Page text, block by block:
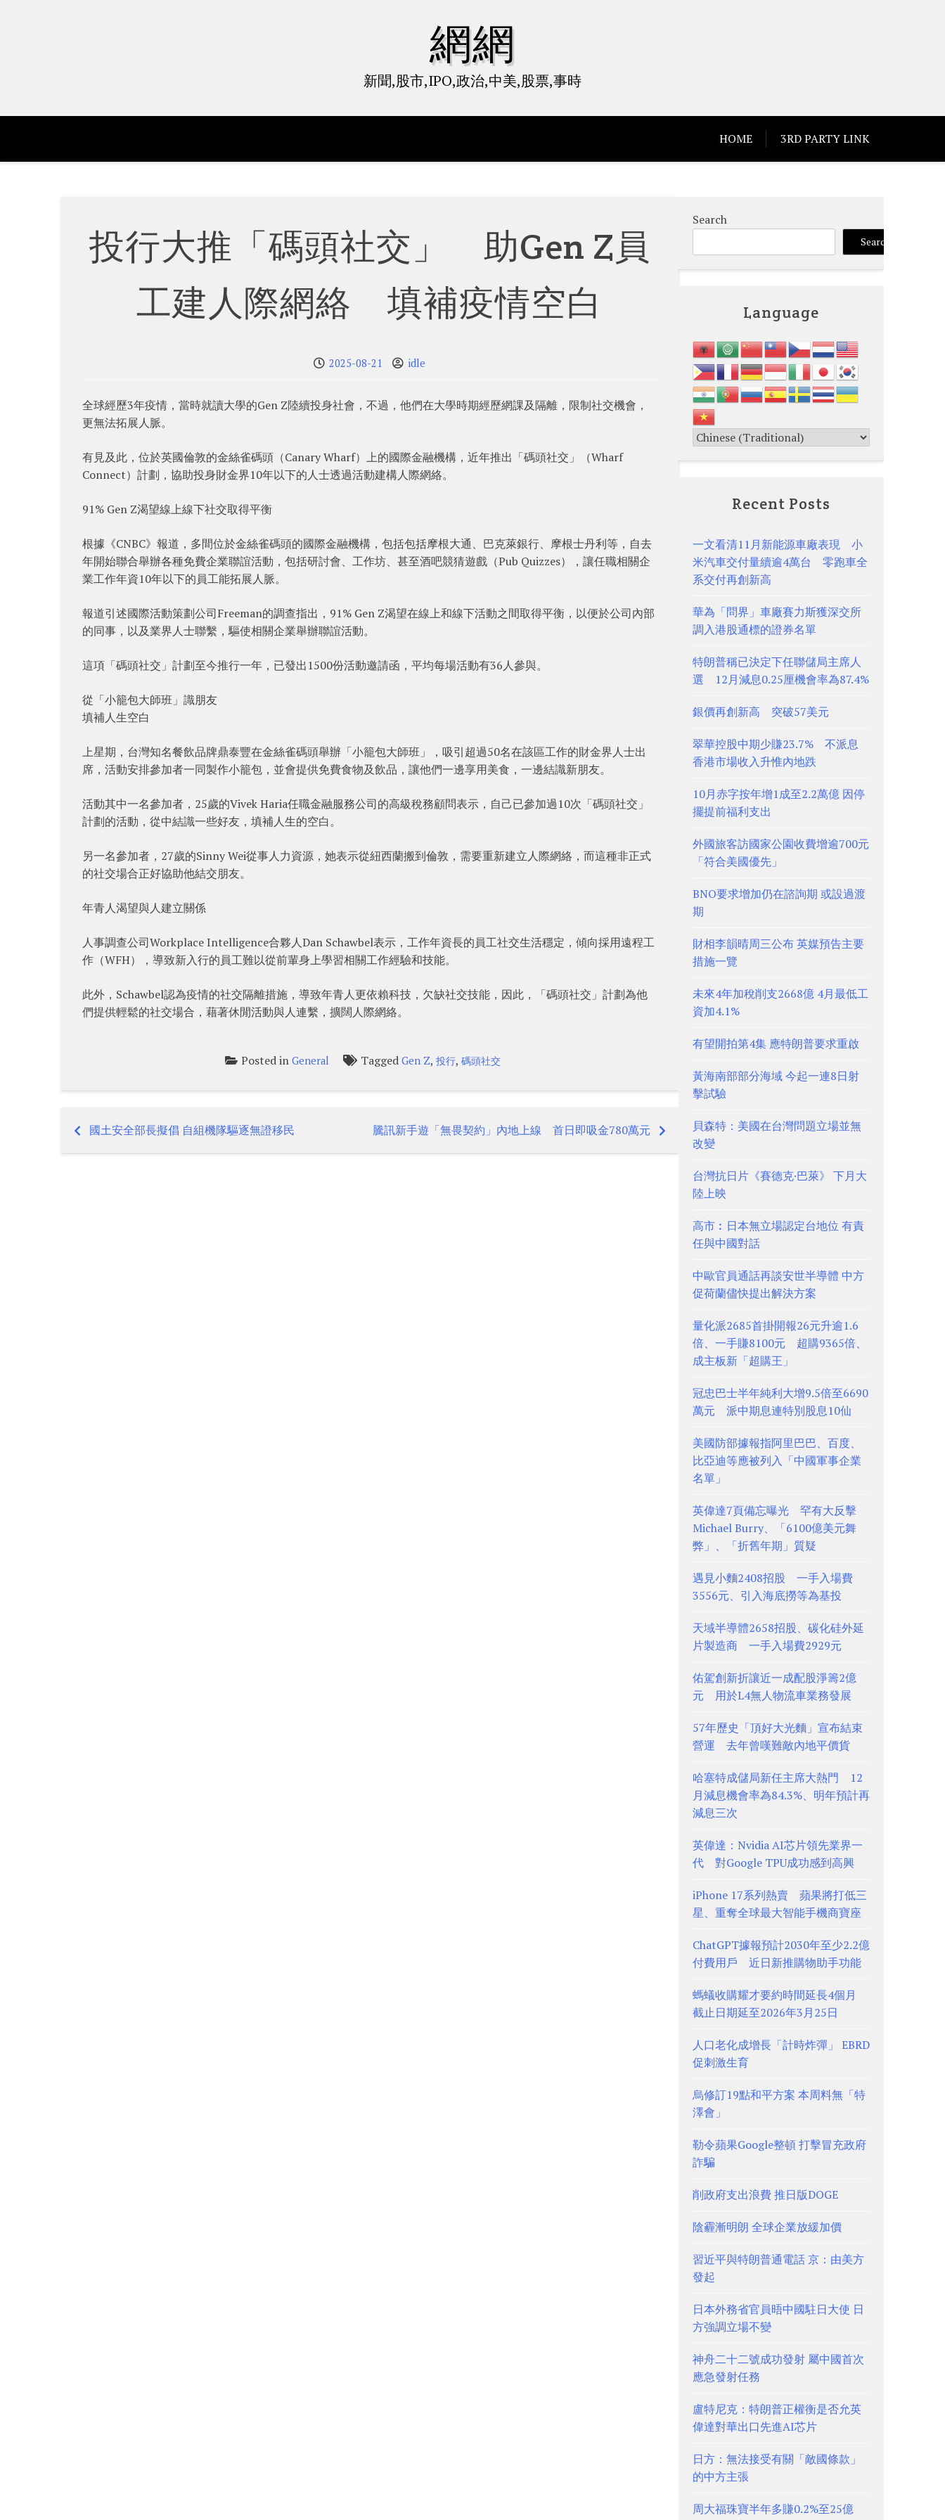
網網
新聞,股市,IPO,政治,中美,股票,事時
HOME 3RD PARTY LINK
投行大推「碼頭社交」 助Gen Z員
工建人際網絡 填補疫情空白
2025-08-21 idle
全球經歷3年疫情，當時就讀大學的Gen Z陸續投身社會，不過，他們在大學時期經歷網課及隔離，限制社交機會，
更無法拓展人脈。
有見及此，位於英國倫敦的金絲雀碼頭（Canary Wharf）上的國際金融機構，近年推出「碼頭社交」（Wharf
Connect）計劃，協助投身財金界10年以下的人士透過活動建構人際網絡。
91% Gen Z渴望線上線下社交取得平衡
根據《CNBC》報道，多間位於金絲雀碼頭的國際金融機構，包括包括摩根大通、巴克萊銀行、摩根士丹利等，自去
年開始聯合舉辦各種免費企業聯誼活動，包括研討會、工作坊、甚至酒吧競猜遊戲（Pub Quizzes），讓任職相關企
業工作年資10年以下的員工能拓展人脈。
報道引述國際活動策劃公司Freeman的調查指出，91% Gen Z渴望在線上和線下活動之間取得平衡，以便於公司內部
的同事，以及業界人士聯繫，驅使相關企業舉辦聯誼活動。
這項「碼頭社交」計劃至今推行一年，已發出1500份活動邀請函，平均每場活動有36人參與。
從「小籠包大師班」識朋友
填補人生空白
上星期，台灣知名餐飲品牌鼎泰豐在金絲雀碼頭舉辦「小籠包大師班」，吸引超過50名在該區工作的財金界人士出
席，活動安排參加者一同製作小籠包，並會提供免費食物及飲品，讓他們一邊享用美食，一邊結識新朋友。
活動其中一名參加者，25歲的Vivek Haria任職金融服務公司的高級稅務顧問表示，自己已參加過10次「碼頭社交」
計劃的活動，從中結識一些好友，填補人生的空白。
另一名參加者，27歲的Sinny Wei從事人力資源，她表示從紐西蘭搬到倫敦，需要重新建立人際網絡，而這種非正式
的社交場合正好協助他結交朋友。
年青人渴望與人建立關係
人事調查公司Workplace Intelligence合夥人Dan Schawbel表示，工作年資長的員工社交生活穩定，傾向採用遠程工
作（WFH），導致新入行的員工難以從前輩身上學習相關工作經驗和技能。
此外，Schawbel認為疫情的社交隔離措施，導致年青人更依賴科技，欠缺社交技能，因此，「碼頭社交」計劃為他
們提供輕鬆的社交場合，藉著休閒活動與人連繫，擴闊人際網絡。
Posted in General Tagged Gen Z, 投行, 碼頭社交
Post
國土安全部長擬倡 自組機隊驅逐無證移民 騰訊新手遊「無畏契約」內地上線 首日即吸金780萬元
Search
Search
Language
Recent Posts
一文看清11月新能源車廠表現 小
米汽車交付量續逾4萬台 零跑車全
系交付再創新高
華為「問界」車廠賽力斯獲深交所
調入港股通標的證券名單
特朗普稱已決定下任聯儲局主席人
選 12月減息0.25厘機會率為87.4%
銀價再創新高 突破57美元
翠華控股中期少賺23.7% 不派息
香港市場收入升惟內地跌
10月赤字按年增1成至2.2萬億 因停
擺提前福利支出
外國旅客訪國家公園收費增逾700元
「符合美國優先」
BNO要求增加仍在諮詢期 或設過渡
期
財相李韻晴周三公布 英媒預告主要
措施一覽
未來4年加稅削支2668億 4月最低工
資加4.1%
有望開拍第4集 應特朗普要求重啟
黃海南部部分海域 今起一連8日射
擊試驗
貝森特：美國在台灣問題立場並無
改變
台灣抗日片《賽德克·巴萊》 下月大
陸上映
高市︰日本無立場認定台地位 有責
任與中國對話
中歐官員通話再談安世半導體 中方
促荷蘭儘快提出解決方案
量化派2685首掛開報26元升逾1.6
倍、一手賺8100元 超購9365倍、
成主板新「超購王」
冠忠巴士半年純利大增9.5倍至6690
萬元 派中期息連特別股息10仙
美國防部據報指阿里巴巴、百度、
比亞迪等應被列入「中國軍事企業
名單」
英偉達7頁備忘曝光 罕有大反擊
Michael Burry、「6100億美元舞
弊」、「折舊年期」質疑
遇見小麵2408招股 一手入場費
3556元、引入海底撈等為基投
天域半導體2658招股、碳化硅外延
片製造商 一手入場費2929元
佑駕創新折讓近一成配股淨籌2億
元 用於L4無人物流車業務發展
57年歷史「頂好大光麵」宣布結束
營運 去年曾嘆難敵內地平價貨
哈塞特成儲局新任主席大熱門 12
月減息機會率為84.3%、明年預計再
減息三次
英偉達：Nvidia AI芯片領先業界一
代 對Google TPU成功感到高興
iPhone 17系列熱賣 蘋果將打低三
星、重奪全球最大智能手機商寶座
ChatGPT據報預計2030年至少2.2億
付費用戶 近日新推購物助手功能
螞蟻收購耀才要約時間延長4個月
截止日期延至2026年3月25日
人口老化成增長「計時炸彈」 EBRD
促刺激生育
烏修訂19點和平方案 本周料無「特
澤會」
勒令蘋果Google整頓 打擊冒充政府
詐騙
削政府支出浪費 推日版DOGE
陰霾漸明朗 全球企業放緩加價
習近平與特朗普通電話 京：由美方
發起
日本外務省官員晤中國駐日大使 日
方強調立場不變
神舟二十二號成功發射 屬中國首次
應急發射任務
盧特尼克：特朗普正權衡是否允英
偉達對華出口先進AI芯片
日方：無法接受有關「敵國條款」
的中方主張
周大福珠寶半年多賺0.2%至25億